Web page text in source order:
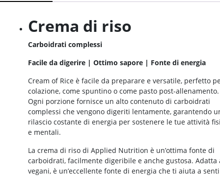
Crema di riso
Carboidrati complessi
Facile da digerire | Ottimo sapore | Fonte di energia
Cream of Rice è facile da preparare e versatile, perfetto
colazione, come spuntino o come pasto post-allenamento.
Ogni porzione fornisce un alto contenuto di carboidrati
complessi che vengono digeriti lentamente, garantendo
rilascio costante di energia per sostenere le tue attività
e mentali.
La crema di riso di Applied Nutrition è un’ottima fonte di
carboidrati, facilmente digeribile e anche gustosa. Adatta
vegani, è un’eccellente fonte di energia che ti aiuta a